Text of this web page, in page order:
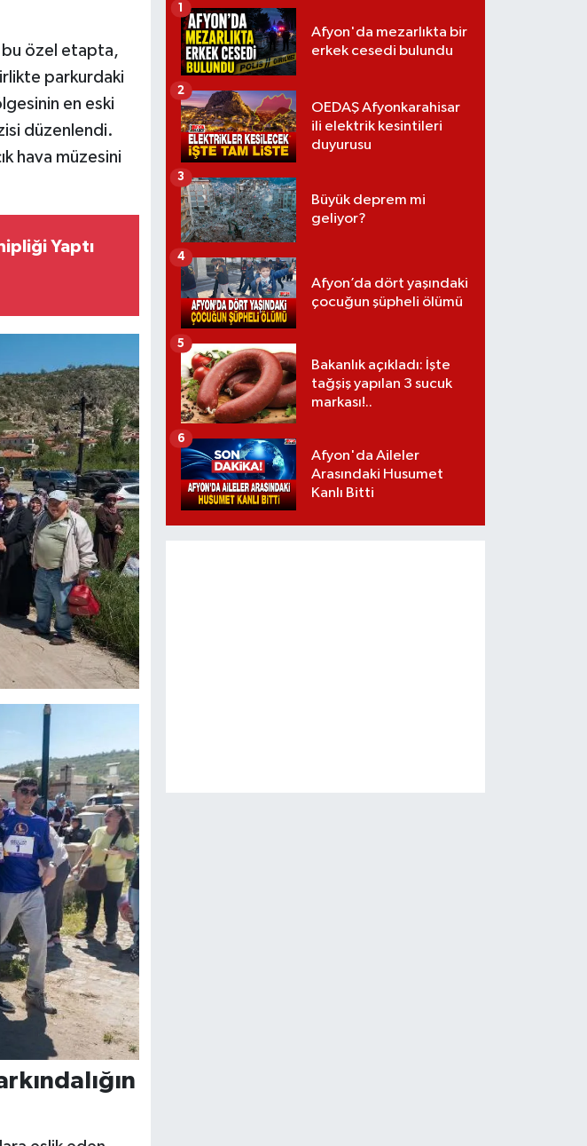
bu özel etapta,
parkurdaki
en eski
düzenlendi.
hava müzesini
Yaptı
Afyon'da mezarlıkta bir
erkek cesedi bulundu
1
OEDAŞ Afyonkarahisar
ili elektrik kesintileri
duyurusu
2
Büyük deprem mi
geliyor?
3
Afyon’da dört yaşındaki
çocuğun şüpheli ölümü
4
Bakanlık açıkladı: İşte
tağşiş yapılan 3 sucuk
markası!..
5
Afyon'da Aileler
Arasındaki Husumet
Kanlı Bitti
6